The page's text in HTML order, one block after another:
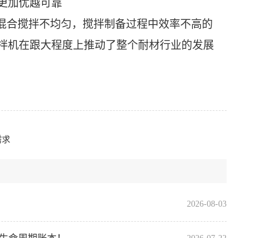
加优越可靠
搅拌不均匀，搅拌制备过程中效率不高的
机在跟大程度上推动了整个耐材行业的发展
求
2026-08-03